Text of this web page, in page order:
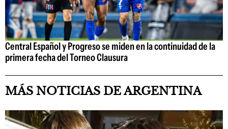
Central Español y Progreso se miden en la continuidad de la
primera fecha del Torneo Clausura
MÁS NOTICIAS DE ARGENTINA